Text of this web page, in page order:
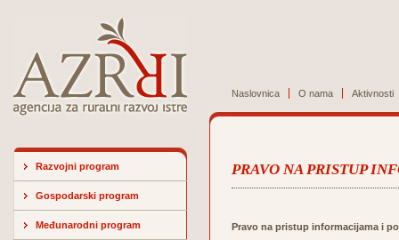
Naslovnica O nama Aktivnosti
Razvojni program
Gospodarski program
Međunarodni program
PRAVO NA PRISTUP
Pravo na pristup informacijama i